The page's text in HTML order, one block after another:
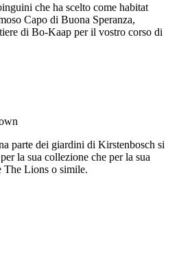
che ha scelto come habitat
Capo di Buona Speranza,
di Bo-Kaap per il vostro corso di
parte dei giardini di Kirstenbosch si
la sua collezione che per la sua
The Lions o simile.